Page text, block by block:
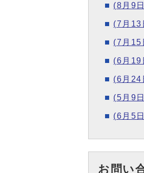
(8月9
(7月13
(7月15
(6月19
(6月24
(5月9
(6月5
お問い